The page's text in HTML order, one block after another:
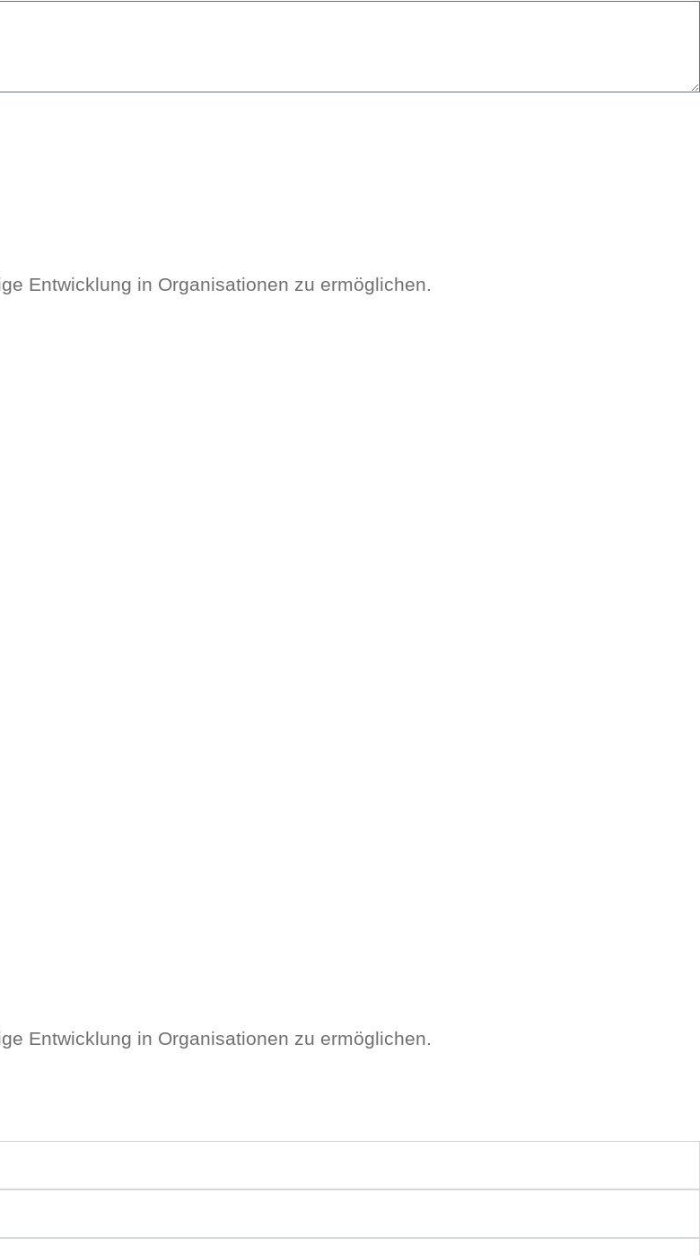
Entwicklung in Organisationen zu ermöglichen.
Entwicklung in Organisationen zu ermöglichen.